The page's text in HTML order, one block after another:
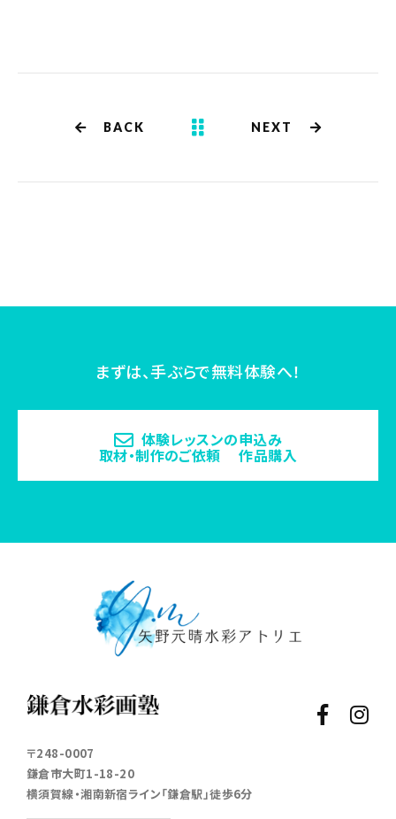
BACK NEXT
まずは、手ぶらで無料体験へ！
体験レッスンの申込み
取材・制作のご依頼 作品購入
〒248-0007
鎌倉市大町1-18-20
横須賀線・湘南新宿ライン「鎌倉駅」徒歩6分